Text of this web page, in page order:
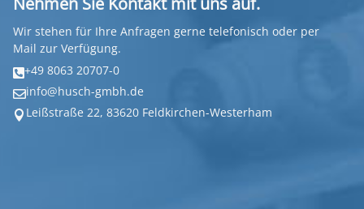
Wir stehen für Ihre Anfragen gerne telefonisch oder per
Mail zur Verfügung.
+49 8063 20707-0
info@husch-gmbh.de
 Leißstraße 22, 83620 Feldkirchen-Westerham